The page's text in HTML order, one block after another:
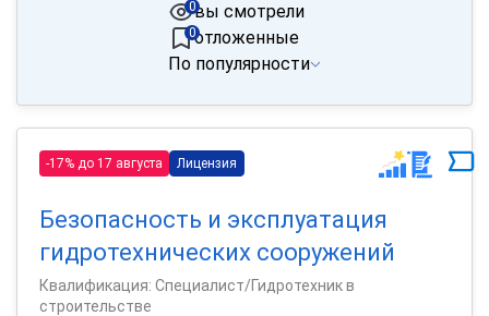
вы смотрели
0
отложенные
0
По популярности
-17% до 17 августа Лицензия
Безопасность и эксплуатация
гидротехнических сооружений
Квалификация: Специалист/Гидротехник в
строительстве